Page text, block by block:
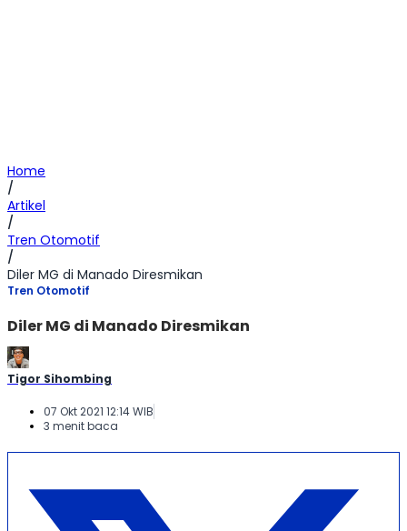
Home
/
Artikel
/
Tren Otomotif
/
Diler MG di Manado Diresmikan
Tren Otomotif
Diler MG di Manado Diresmikan
Tigor Sihombing
07 Okt 2021 12:14 WIB
3 menit baca